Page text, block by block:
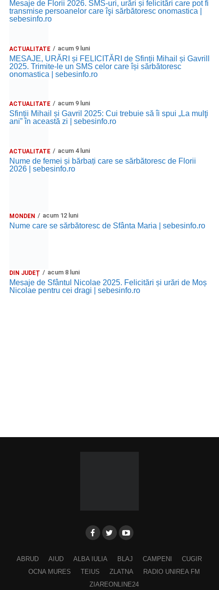
Mesaje de Florii 2026. SMS-uri, urări și felicitări care pot fi
transmise persoanelor care îşi sărbătoresc onomastica |
sebesinfo.ro
ACTUALITATE acum 9 luni
MESAJE, URĂRI și FELICITĂRI de Sfinții Mihail și Gavrill
2025. Trimite-le un SMS celor care își sărbătoresc
onomastica | sebesinfo.ro
ACTUALITATE acum 9 luni
Sfinții Mihail și Gavril 2025: Cui trebuie să îi spui „La mulţi
ani” în această zi | sebesinfo.ro
ACTUALITATE acum 4 luni
Nume de femei și bărbați care se sărbătoresc de Florii
2026 | sebesinfo.ro
MONDEN acum 12 luni
Nume care se sărbătoresc de Sfânta Maria | sebesinfo.ro
DIN JUDEȚ acum 8 luni
Mesaje de Sfântul Nicolae 2025. Felicitări și urări de Moș
Nicolae pentru cei dragi | sebesinfo.ro
ABRUD AIUD ALBA IULIA BLAJ CAMPENI
CUGIR
OCNA MURES
TEIUS ZLATNA
RADIO UNIREA FM
ZIAREONLINE24